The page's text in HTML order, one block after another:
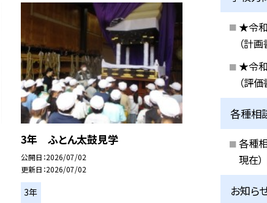
3年 ふとん太鼓見学
公開日 2026/07/02
更新日 2026/07/02
3年
★令
（計画
★令
（評価
各種相
各種
現在）
お知ら